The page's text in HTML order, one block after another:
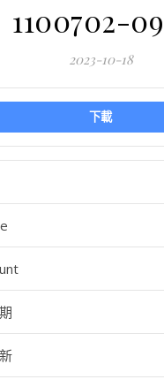
1100702-
2023-10-18
下載